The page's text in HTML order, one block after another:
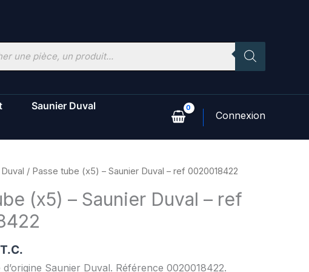
Saunier Duval
/ Passe tube (x5) – Saunier Duval – ref 0020018422
(x5) – Saunier Duval – ref
d’origine Saunier Duval. Référence 0020018422.